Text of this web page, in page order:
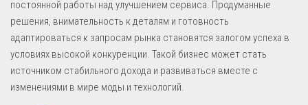
постоянной работы над улучшением сервиса. Продуманные
решения, внимательность к деталям и готовность
адаптироваться к запросам рынка становятся залогом успеха в
условиях высокой конкуренции. Такой бизнес может стать
источником стабильного дохода и развиваться вместе с
изменениями в мире моды и технологий.